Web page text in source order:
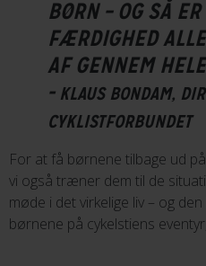
BØRN – OG SÅ
FÆRDIGHED
AF GENNEM
- KLAUS BONDAM,
CYKLISTFORBUNDET
For at få børnene tilbage ud
vi også træner dem til de
møde i det virkelige liv – og
børnene på cykelstiens